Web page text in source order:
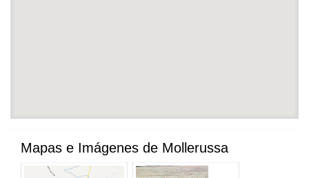
Mapas e Imágenes de Mollerussa